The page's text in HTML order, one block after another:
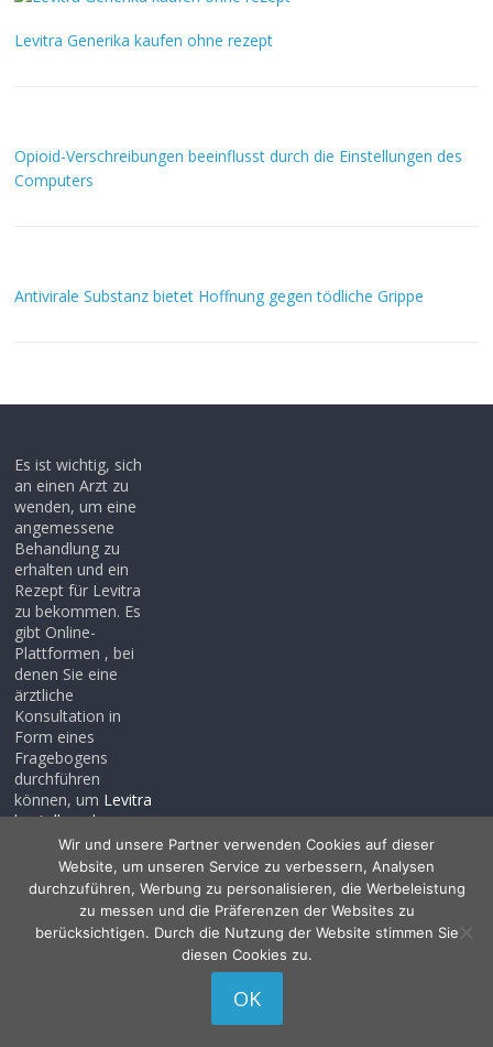
Levitra Generika kaufen ohne rezept
Opioid-Verschreibungen beeinflusst durch die Einstellungen des
Computers
Antivirale Substanz bietet Hoffnung gegen tödliche Grippe
Es ist wichtig, sich
an einen Arzt zu
wenden, um eine
angemessene
Behandlung zu
erhalten und ein
Rezept für Levitra
zu bekommen. Es
gibt Online-
Plattformen , bei
denen Sie eine
ärztliche
Konsultation in
Form eines
Fragebogens
durchführen
können, um Levitra
bestellen ohne
rezept, auch wenn
Sie noch kein
Rezept haben .
Wir und unsere Partner verwenden Cookies auf dieser
Website, um unseren Service zu verbessern, Analysen
durchzuführen, Werbung zu personalisieren, die Werbeleistung
zu messen und die Präferenzen der Websites zu
berücksichtigen. Durch die Nutzung der Website stimmen Sie
diesen Cookies zu.
OK